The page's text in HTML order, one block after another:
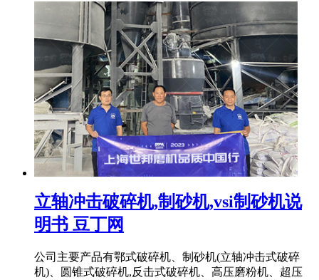
立轴冲击破碎机,制砂机,vsi制砂机说
明书 豆丁网
公司主要产品有鄂式破碎机、制砂机(立轴冲击式破碎
机)、圆锥式破碎机,反击式破碎机、高压磨粉机、超压